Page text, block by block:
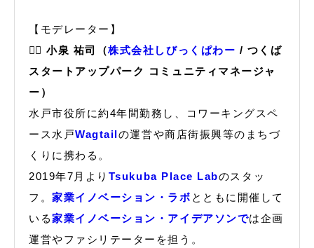
【モデレーター】
🙋‍♂️ 小泉 祐司（株式会社しびっくぱわー / つくば
スタートアップパーク コミュニティマネージャ
ー）
水戸市役所に約4年間勤務し、コワーキングスペ
ース水戸Wagtailの運営や商店街振興等のまちづ
くりに携わる。
2019年7月より Tsukuba Place Labのスタッ
フ。家業イノベーション・ラボ とともに開催して
いる家業イノベーション・アイデアソンでは企画
運営やファシリテーターを担う。